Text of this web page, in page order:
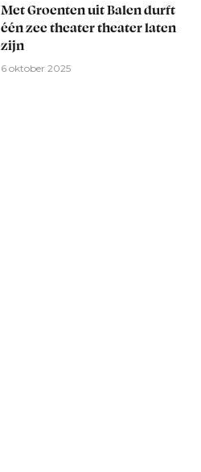
Met Groenten uit Balen durft
één zee theater theater laten
zijn
6 oktober 2025